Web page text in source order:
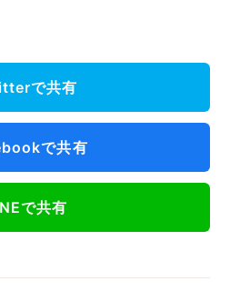
で共有
で共有
で共有